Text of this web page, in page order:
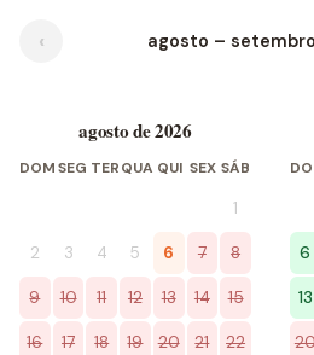
‹ agosto –
agosto de 2026
DOMSEG TERQUA QUI SEX SÁB
1
2 3 4 5 6 7 8
9 10 11 12 13 14 15
16 17 18 19 20 21 22
6
13